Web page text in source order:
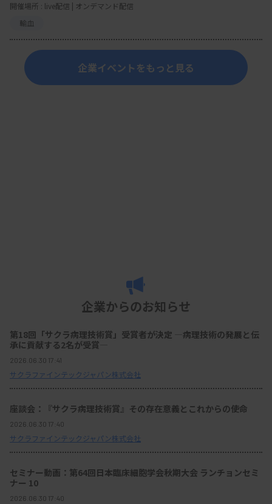
開催場所 : live配信 | オンデマンド配信
輸血
企業イベントをもっと見る
企業からのお知らせ
第18回「サクラ病理技術賞」受賞者が決定 ―病理技術の発展と伝
承に貢献する2名が受賞―
2026.06.30 17:41
サクラファインテックジャパン株式会社
座談会：『サクラ病理技術賞』その存在意義とこれからの使命
2026.06.30 17:40
サクラファインテックジャパン株式会社
セミナー動画：第64回日本臨床細胞学会秋期大会 ランチョンセミ
ナー 10
2026.06.30 17:40